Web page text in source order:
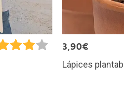
3,90€
Lápices